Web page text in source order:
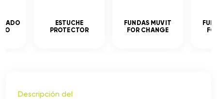
ESTUCHE
PROTECTOR
FUNDAS MUVIT
FOR CHANGE
Descripción del